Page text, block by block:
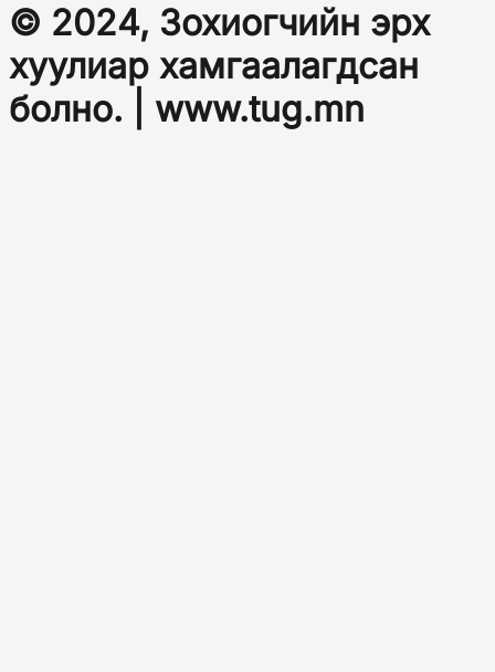
© 2024, Зохиогчийн эрх
хуулиар хамгаалагдсан
болно. | www.tug.mn